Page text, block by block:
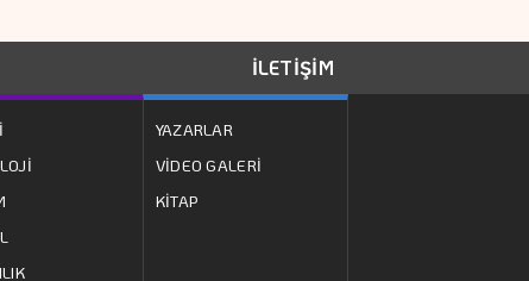
Dönemine Başladı
TL İle Dış Ticaret 7
Ayda 900 Milyar
Lirayı Aştı
İLETİŞİM
YAZARLAR
VİDEO GALERİ
KİTAP